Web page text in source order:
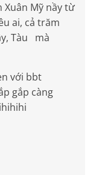
Xuân Mỹ nầy từ
ai, cả trăm
Tàu mà
với bbt
gắp càng